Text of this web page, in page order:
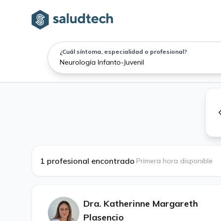
¿Cuál síntoma, especialidad o profesional?
1 profesional encontrado Primera hora disponible
Dra. Katherinne Margareth
Plasencio